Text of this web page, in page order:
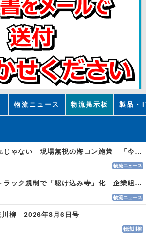
物流ニュース 物流掲示板 製品・
違う違うそれじゃない 現場無視の海コン施策 「今でも平均２～３時間は待つ」
物流ニュース
白ナンバートラック規制で「駆け込み寺」化 企業組合が入会基準を見直しへ
物流ニュース
川柳 2026年8月6日号
物流川柳